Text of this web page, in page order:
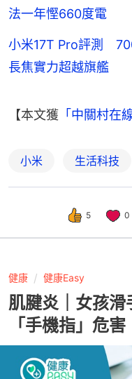
法一年慳660度電
小米17T Pro評測
長焦實力超越旗艦
【本文獲 「中關村在線
小米 生活科技
5 0
健康 健康Easy
肌腱炎｜女孩
「手機指」危